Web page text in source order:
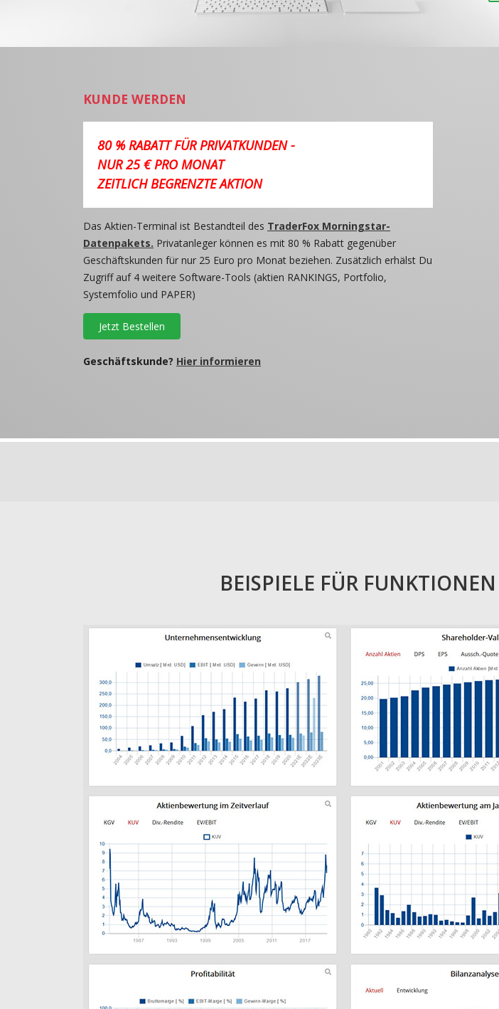
KUNDE WERDEN
80 % RABATT FÜR PRIVATKUNDEN -
NUR 25 € PRO MONAT
ZEITLICH BEGRENZTE AKTION
Das Aktien-Terminal ist Bestandteil des TraderFox Morningstar-
Datenpakets. Privatanleger können es mit 80 % Rabatt gegenüber
Geschäftskunden für nur 25 Euro pro Monat beziehen. Zusätzlich erhälst Du
Zugriff auf 4 weitere Software-Tools (aktien RANKINGS, Portfolio,
Systemfolio und PAPER)
Jetzt Bestellen
Geschäftskunde? Hier informieren
BEISPIELE FÜR